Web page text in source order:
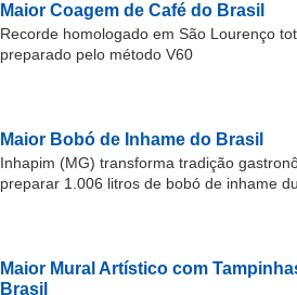
Maior Coagem de Café do Brasil
Recorde homologado em São Lourenço
preparado pelo método V60
Maior Bobó de Inhame do Brasil
Inhapim (MG) transforma tradição
preparar 1.006 litros de bobó de inhame
Maior Mural Artístico com
Brasil